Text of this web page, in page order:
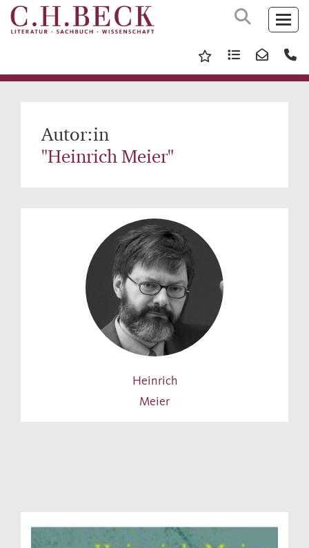
Autor:in
"Heinrich Meier"
Heinrich
Meier